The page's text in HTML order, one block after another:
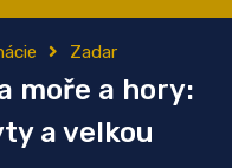
Zadar
moře a hory:
a velkou